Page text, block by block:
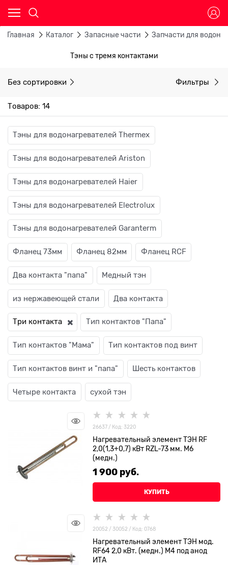
Главная Каталог Запасные части Запчасти для
Тэны с тремя контактами
Без сортировки Фильтры
Товаров: 14
Тэны для водонагревателей Thermex
Тэны для водонагревателей Ariston
Тэны для водонагревателей Haier
Тэны для водонагревателей Electrolux
Тэны для водонагревателей Garanterm
Фланец 73мм Фланец 82мм Фланец RCF
Два контакта "папа" Медный тэн
из нержавеющей стали Два контакта
Три контакта Тип контактов "Папа"
Тип контактов "Мама" Тип контактов под винт
Тип контактов винт и "папа" Шесть контактов
Четыре контакта сухой тэн
26637 / Код: 3220
Нагревательный элемент ТЭН RF
2,0(1,3+0,7) кВт RZL-73 мм. М6
(медн.)
1 900 руб.
КУПИТЬ
20052 / 30052 / Код: 0768
Нагревательный элемент ТЭН мод.
RF64 2,0 кВт. (медн.) М4 под анод
ИТА